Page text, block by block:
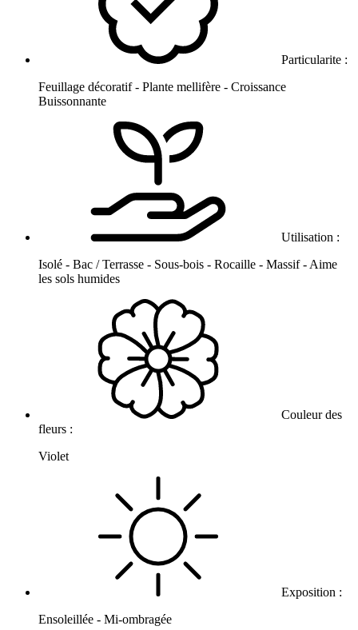
Particularite :
Feuillage décoratif - Plante mellifère - Croissance
Buissonnante
Utilisation :
Isolé - Bac / Terrasse - Sous-bois - Rocaille - Massif - Aime
les sols humides
Couleur des
fleurs :
Violet
Exposition :
Ensoleillée - Mi-ombragée